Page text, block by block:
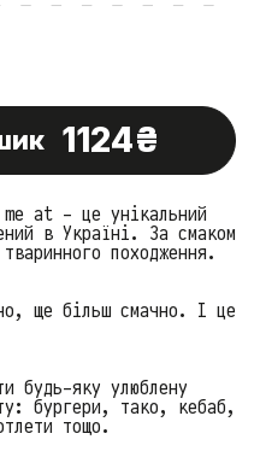
1124₴
at - це унікальний
в Україні. За смаком
походження.
ще більш смачно. І це
будь-яку улюблену
бургери, тако, кебаб,
тощо.